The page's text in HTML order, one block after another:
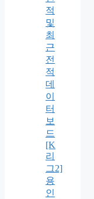
적
및
최
근
전
적
데
이
터
보
드
[K
리
그2]
용
인